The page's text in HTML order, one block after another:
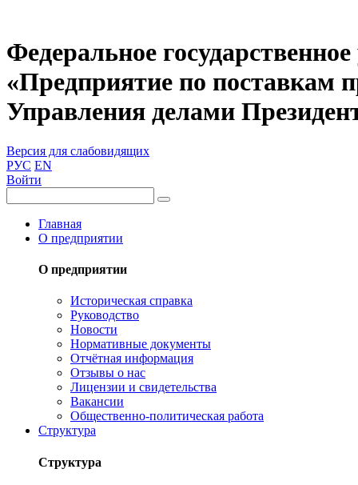
Федеральное
«Предприятие по поставкам
Управления делами
Версия для слабовидящих
РУС EN
Войти
Главная
О предприятии
О предприятии
Историческая справка
Руководство
Новости
Нормативные документы
Отчётная информация
Отзывы о нас
Лицензии и свидетельства
Вакансии
Общественно-политическая работа
Структура
Структура